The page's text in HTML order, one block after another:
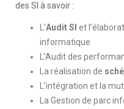
des SI à savoir :
L’Audit SI et
informatique
L’Audit des
La réalisation de
L’intégration et la
La Gestion de parc